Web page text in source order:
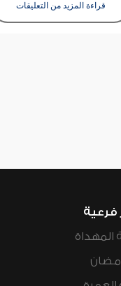
قراءة المزيد من التعليقات
فرعية
المهداة